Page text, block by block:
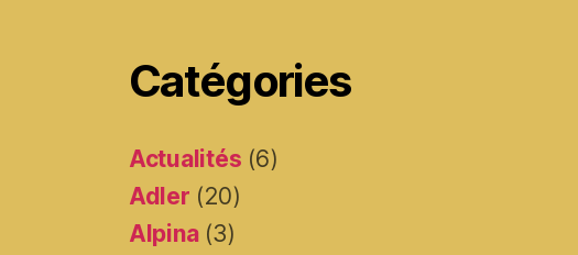
Catégories
Actualités (6)
Adler (20)
Alpina(3)